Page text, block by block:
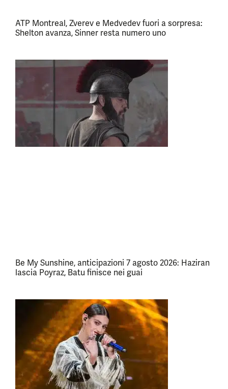
ATP Montreal, Zverev e Medvedev fuori a sorpresa:
Shelton avanza, Sinner resta numero uno
Be My Sunshine, anticipazioni 7 agosto 2026: Haziran
lascia Poyraz, Batu finisce nei guai